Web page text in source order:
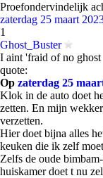
Proefondervindelijk
zaterdag 25 maart
1
Ghost_Buster
I aint 'fraid of no ghost
quote:
Op zaterdag 25
Klok in de auto doet
zetten. En mijn
verzetten.
Hier doet bijna alles
keuken die ik zelf
Zelfs de oude
huiskamer doet t nu